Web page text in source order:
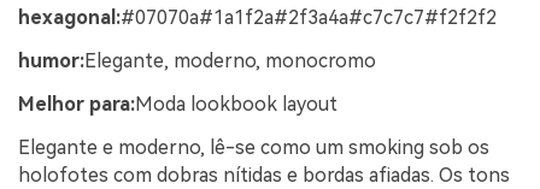
hexagonal:#07070a#1a1f2a#2f3a4a#c7c7c7#f2f2f2
humor:Elegante, moderno, monocromo
Melhor para:Moda lookbook layout
Elegante e moderno, lê-se como um smoking sob os
holofotes com dobras nítidas e bordas afiadas. Os tons